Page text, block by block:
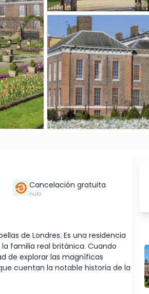
Cancelación gratuita
nulo
de Londres. Es una residencia
familia real británica. Cuando
de explorar las magníficas
cuentan la notable historia de la